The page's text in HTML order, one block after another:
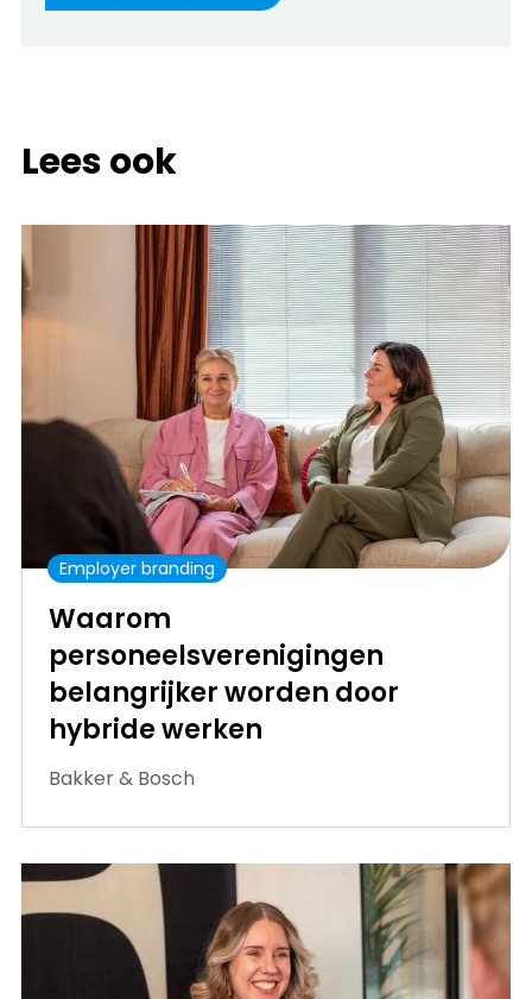
Lees ook
Employer branding
Waarom
personeelsverenigingen
belangrijker worden door
hybride werken
Bakker & Bosch